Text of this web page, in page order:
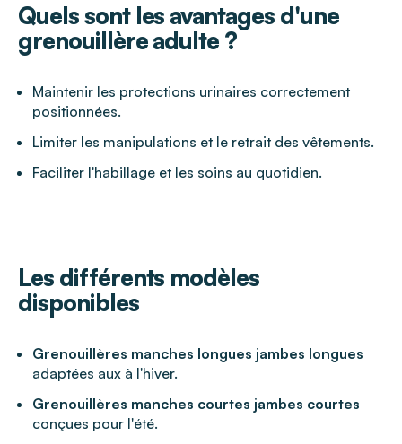
Quels sont les avantages d'une
grenouillère adulte ?
Maintenir les protections urinaires correctement
positionnées.
Limiter les manipulations et le retrait des vêtements.
Faciliter l'habillage et les soins au quotidien.
Les différents modèles
disponibles
Grenouillères manches longues jambes longues
adaptées aux à l'hiver.
Grenouillères manches courtes jambes courtes
conçues pour l'été.